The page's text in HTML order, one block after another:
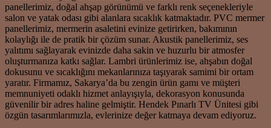
panellerimiz, doğal ahşap görünümü ve farklı renk seçenekleriyle
salon ve yatak odası gibi alanlara sıcaklık katmaktadır. PVC mermer
panellerimiz, mermerin asaletini evinize getirirken, bakımının
kolaylığı ile de pratik bir çözüm sunar. Akustik panellerimiz, ses
yalıtımı sağlayarak evinizde daha sakin ve huzurlu bir atmosfer
oluşturmanıza katkı sağlar. Lambri ürünlerimiz ise, ahşabın doğal
dokusunu ve sıcaklığını mekanlarınıza taşıyarak samimi bir ortam
yaratır. Firmamız, Sakarya’da bu zengin ürün gamı ve müşteri
memnuniyeti odaklı hizmet anlayışıyla, dekorasyon konusunda
güvenilir bir adres haline gelmiştir. Hendek Pınarlı TV Ünitesi gibi
özgün tasarımlarımızla, evlerinize değer katmaya devam ediyoruz.